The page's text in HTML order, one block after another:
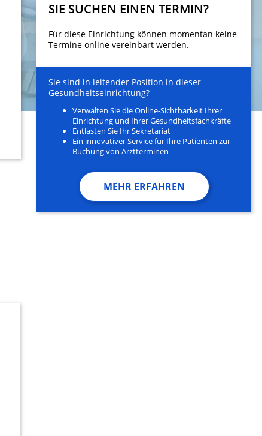
SIE SUCHEN EINEN TERMIN?
Für diese Einrichtung können momentan keine
Termine online vereinbart werden.
Sie sind in leitender Position in dieser
Gesundheitseinrichtung?
Verwalten Sie die Online-Sichtbarkeit Ihrer
Einrichtung und Ihrer Gesundheitsfachkräfte
Entlasten Sie Ihr Sekretariat
Ein innovativer Service für Ihre Patienten zur
Buchung von Arztterminen
MEHR ERFAHREN